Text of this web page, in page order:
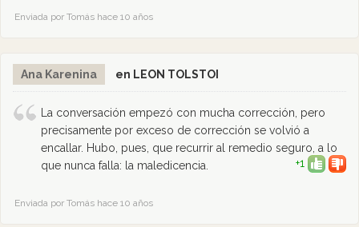
Enviada por Tomás hace 10 años
Ana Karenina en LEON TOLSTOI
La conversación empezó con mucha corrección, pero
precisamente por exceso de corrección se volvió a
encallar. Hubo, pues, que recurrir al remedio seguro, a lo
que nunca falla: la maledicencia.
+1
Enviada por Tomás hace 10 años